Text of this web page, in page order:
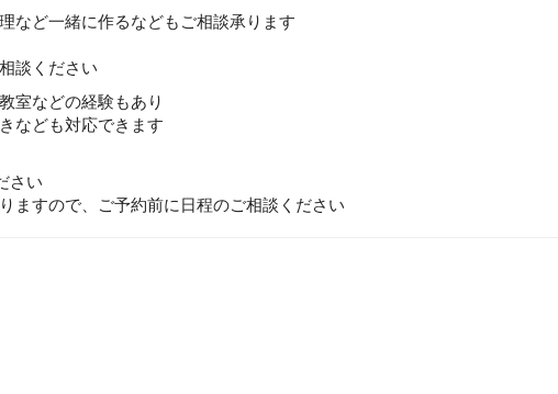
など一緒に作るなどもご相談承ります
談ください
室などの経験もあり
なども対応できます
さい
ますので、ご予約前に日程のご相談ください